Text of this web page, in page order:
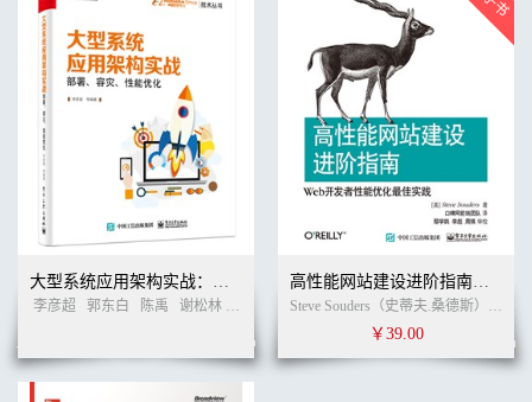
大型系统应用架构实战：部署、容灾、性能优化
李彦超 郭东白 陈禹 谢松林 周志伟 桑植 (作者)
高性能网站建设进阶指南：Web开发者性能优化最佳实践
Steve Souders（史蒂夫.桑德斯） (作者)
￥39.00